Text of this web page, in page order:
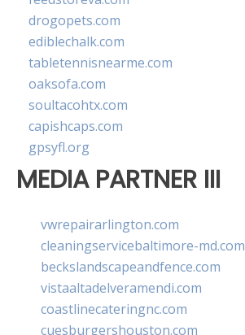
drogopets.com
ediblechalk.com
tabletennisnearme.com
oaksofa.com
soultacohtx.com
capishcaps.com
gpsyfl.org
MEDIA PARTNER III
vwrepairarlington.com
cleaningservicebaltimore-md.com
beckslandscapeandfence.com
vistaaltadelveramendi.com
coastlinecateringnc.com
cuesburgershouston.com